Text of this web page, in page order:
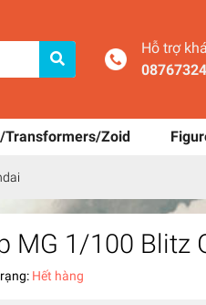
Hỗ trợ
Transformers/Zoid
MG 1/100 Blitz
Hết hàng